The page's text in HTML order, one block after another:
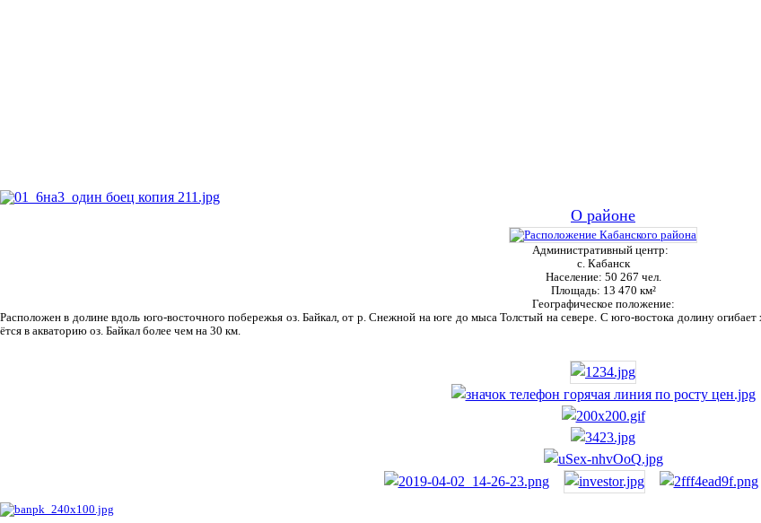
О районе
Административный центр:
с. Кабанск
Население: 50 267 чел.
Площадь: 13 470 км²
Географическое положение:
Рас­положен в долине вдоль юго-восточного побережья оз. Байкал, от р. Снежной на юге до мыса Толстый на севере. С юго-востока долину
ётся в акваторию оз. Байкал более чем на 30 км.